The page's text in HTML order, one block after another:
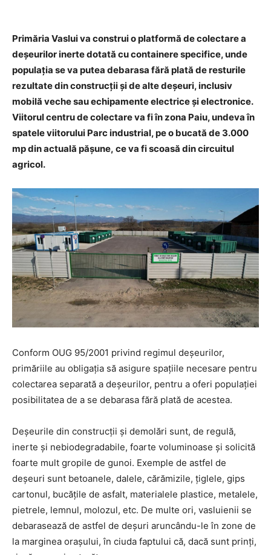
Primăria Vaslui va construi o platformă de colectare a
deșeurilor inerte dotată cu containere specifice, unde
populația se va putea debarasa fără plată de resturile
rezultate din construcții și de alte deșeuri, inclusiv
mobilă veche sau echipamente electrice și electronice.
Viitorul centru de colectare va fi în zona Paiu, undeva în
spatele viitorului Parc industrial, pe o bucată de 3.000
mp din actuală pășune, ce va fi scoasă din circuitul
agricol.
Conform OUG 95/2001 privind regimul deșeurilor,
primăriile au obligația să asigure spațiile necesare pentru
colectarea separată a deșeurilor, pentru a oferi populației
posibilitatea de a se debarasa fără plată de acestea.
Deşeurile din construcţii şi demolări sunt, de regulă,
inerte şi nebiodegradabile, foarte voluminoase şi solicită
foarte mult gropile de gunoi. Exemple de astfel de
deşeuri sunt betoanele, dalele, cărămizile, ţiglele, gips
cartonul, bucăţile de asfalt, materialele plastice, metalele,
pietrele, lemnul, molozul, etc. De multe ori, vasluienii se
debarasează de astfel de deșuri aruncându-le în zone de
la marginea orașului, în ciuda faptului că, dacă sunt prinți,